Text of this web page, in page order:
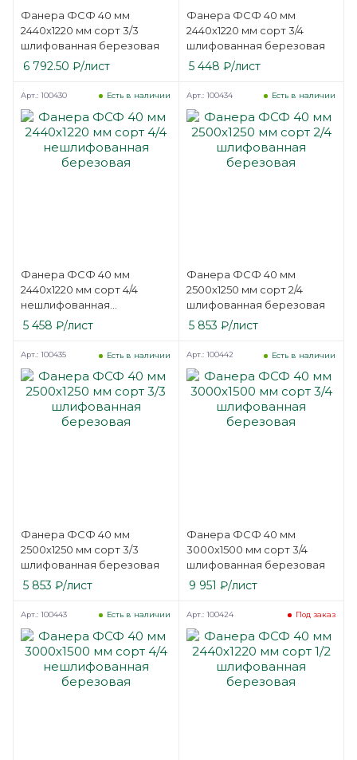
Фанера ФСФ 40 мм
2440х1220 мм сорт 3/3
шлифованная березовая
6 792.50 ₽/лист
Фанера ФСФ 40 мм
2440х1220 мм сорт 3/4
шлифованная березовая
5 448 ₽/лист
Фанера ФСФ 40 мм
2440х1220 мм сорт 4/4
нешлифованная
березовая
Есть в наличии
Арт.: 100430
5 458 ₽/лист
Фанера ФСФ 40 мм
2500х1250 мм сорт 2/4
шлифованная березовая
Есть в наличии
Арт.: 100434
5 853 ₽/лист
Фанера ФСФ 40 мм
2500х1250 мм сорт 3/3
шлифованная березовая
Есть в наличии
Арт.: 100435
5 853 ₽/лист
Фанера ФСФ 40 мм
3000х1500 мм сорт 3/4
шлифованная березовая
Есть в наличии
Арт.: 100442
9 951 ₽/лист
Есть в наличии
Арт.: 100443 Под заказ
Арт.: 100424